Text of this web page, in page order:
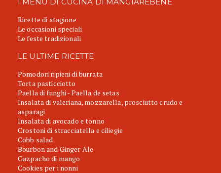
Ricette di stagione
Le occasioni speciali
Le feste tradizionali
LE ULTIME RICETTE
Pomodori ripieni di burrata
Torta pasticciotto
Paella di funghi - Paella de setas
Insalata di valeriana, mozzarella, prosciutto crudo e
asparagi
Insalata di avocado e tonno
Crostoni di stracciatella e ciliegie
Cobb salad
Bourbon and Ginger Ale
Gazpacho di mango
Cookies per i nonni